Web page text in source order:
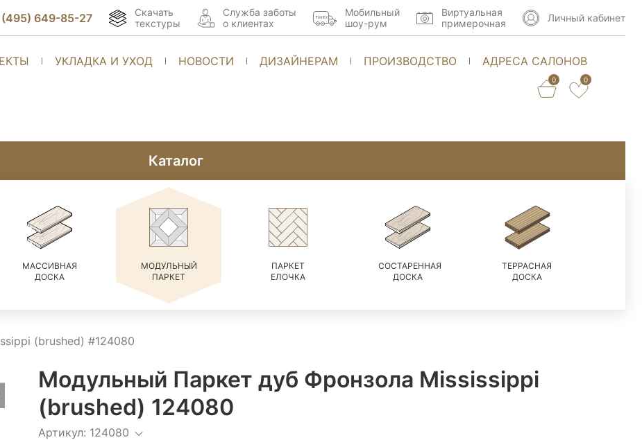
УКЛАДКА И УХОД НОВОСТИ ДИЗАЙНЕРАМ ПРОИЗВОДСТВО АДРЕСА САЛОНОВ
0 0
(495) 649-85-27
Скачать
текстуры
Cлужба заботы
о клиентах
Мобильный
шоу-рум
Виртуальная
примерочная
Личный кабинет
Каталог
МАССИВНАЯ
ДОСКА
МОДУЛЬНЫЙ
ПАРКЕТ
ПАРКЕТ
ЕЛОЧКА
СОСТАРЕННАЯ
ДОСКА
ТЕРРАСНАЯ
ДОСКА
(brushed) #124080
Модульный Паркет дуб Фронзола Mississippi
(brushed) 124080
Артикул: 124080